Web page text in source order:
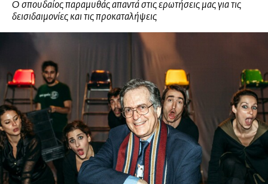
Ο σπουδαίος παραμυθάς απαντά στις ερωτήσεις μας για τις
δεισιδαιμονίες και τις προκαταλήψεις